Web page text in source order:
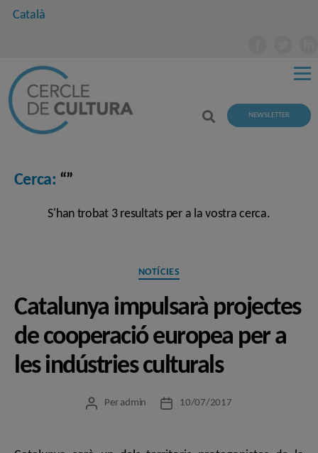
Català
NEWSLETTER
Cerca: “”
S'han trobat 3 resultats per a la vostra cerca.
Categories
NOTÍCIES
Catalunya impulsarà projectes
de cooperació europea per a
les indústries culturals
Autor
Per admin
Data10/07/2017